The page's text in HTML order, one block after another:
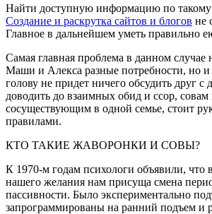
Найти доступную информацию по такому
Создание и раскрутка сайтов и блогов не
Главное в дальнейшем уметь правильно
Самая главная проблема в данном случае
Маши и Алекса разные потребности, но и
голову не придет ниче­го обсудить друг с
доводить до вза­имных обид и ссор,
сосуще­ствующим в одной семье, стоит
правилами.
КТО ТАКИЕ ЖАВОРОНКИ И СОВЫ?
К 1970-м годам психологи объявили, что
нашего же­лания нам присуща смена
пассивности. Было экспериментально
запрограммированы на ранний подъ­ем и